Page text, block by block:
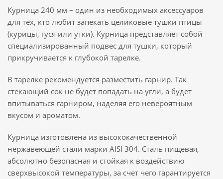
Курница 240 мм – один из необходимых аксессуаров
для тех, кто любит запекать целиковые тушки птицы
(курицы, гуся или утки). Курница представляет собой
специализированный подвес для тушки, который
прикручивается к глубокой тарелке.
В тарелке рекомендуется разместить гарнир. Так
стекающий сок не будет попадать на угли, а будет
впитываться гарниром, наделяя его невероятным
вкусом и ароматом.
Курница изготовлена из высококачественной
нержавеющей стали марки AISI 304. Сталь пищевая,
абсолютно безопасная и стойкая к воздействию
сверхвысокой температуры, за счет чего гарантируется